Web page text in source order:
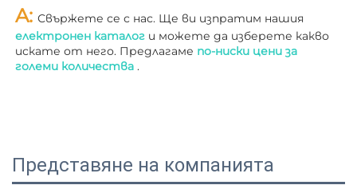
A:
електронен каталог и можете да изберете какво
искате от него. Предлагаме по-ниски цени за
големи количества .
Представяне на компанията